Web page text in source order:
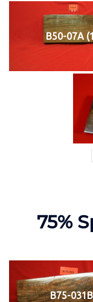
B50-07A
75%
B75-031B